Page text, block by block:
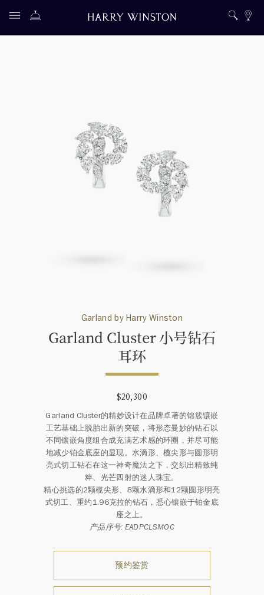
Garland by Harry Winston
Garland Cluster 小号钻石
耳环
$20,300
Garland Cluster的精妙设计在品牌卓著的锦簇镶嵌
工艺基础上脱胎出新的突破，将形态曼妙的钻石以
不同镶嵌角度组合成充满艺术感的环圈，并尽可能
地减少铂金底座的显现。水滴形、榄尖形与圆形明
亮式切工钻石在这一神奇魔法之下，交织出精致纯
粹、光芒四射的迷人珠宝。
精心挑选的2颗榄尖形、8颗水滴形和12颗圆形明亮
式切工、重约1.96克拉的钻石，悉心镶嵌于铂金底
座之上。
产品序号: EADPCLSMOC
预约鉴赏